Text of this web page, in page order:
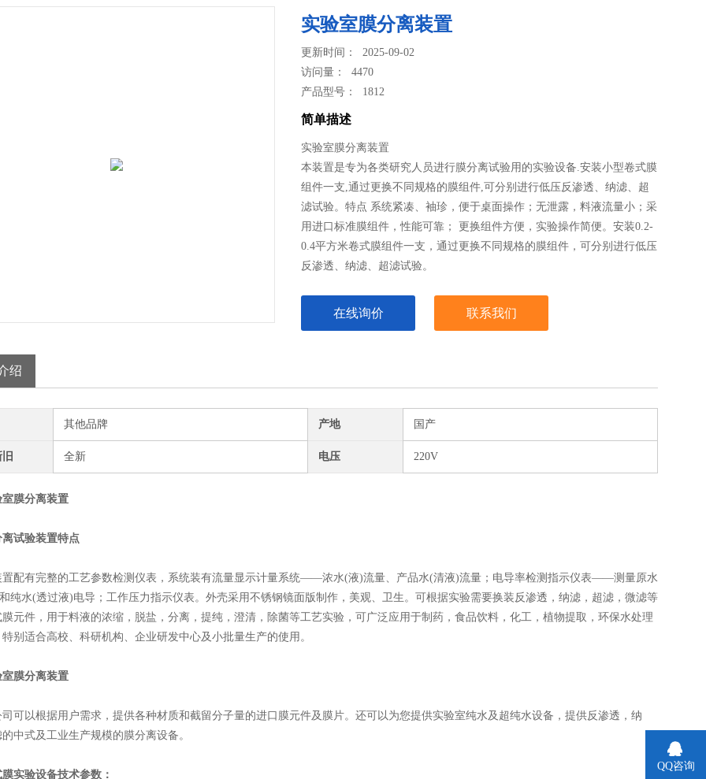
实验室膜分离装置
更新时间： 2025-09-02
访问量：4470
产品型号： 1812
简单描述
实验室膜分离装置
本装置是专为各类研究人员进行膜分离试验用的实验设备.安装小型卷式膜
组件一支,通过更换不同规格的膜组件,可分别进行低压反渗透、纳滤、超
滤试验。特点 系统紧凑、袖珍，便于桌面操作；无泄露，料液流量小；采
用进口标准膜组件，性能可靠； 更换组件方便，实验操作简便。安装0.2-
0.4平方米卷式膜组件一支，通过更换不同规格的膜组件，可分别进行低压
反渗透、纳滤、超滤试验。
在线询价 联系我们
绍
其他品牌 产地 国产
全新 电压 220V
室膜分离装置
离试验装置特点
有完整的工艺参数检测仪表，系统装有流量显示计量系统——浓水(液)流量、产品水(清液)流量；电导率检测指示仪表——测量原水
纯水(透过液)电导；工作压力指示仪表。外壳采用不锈钢镜面版制作，美观、卫生。可根据实验需要换装反渗透，纳滤，超滤，微滤等
元件，用于料液的浓缩，脱盐，分离，提纯，澄清，除菌等工艺实验，可广泛应用于制药，食品饮料，化工，植物提取，环保水处理
别适合高校、科研机构、企业研发中心及小批量生产的使用。
室膜分离装置
以根据用户需求，提供各种材质和截留分子量的进口膜元件及膜片。还可以为您提供实验室纯水及超纯水设备，提供反渗透，纳
中式及工业生产规模的膜分离设备。
实验设备技术参数：
QQ咨询